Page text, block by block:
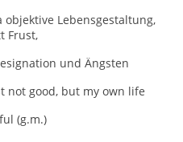
Lebensgestaltung,
Frust,
und Ängsten
not good, but my own life
(g.m.)